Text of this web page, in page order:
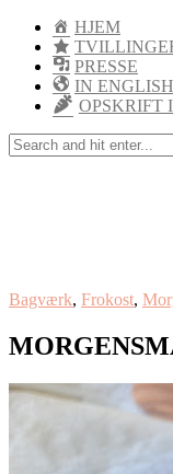
HJEM
PRESSE
IN ENGLISH
OPSKRIFT
Bagværk, Frokost,